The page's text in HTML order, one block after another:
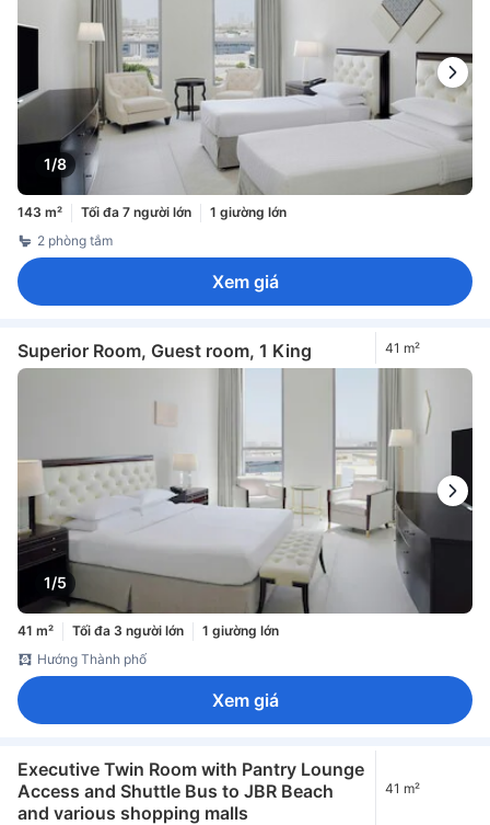
1/8
143 m² Tối đa 7 người lớn
1 giường lớn
2 phòng tắm
Xem giá
Superior Room, Guest room, 1 King 41 m²
1/5
41 m² Tối đa 3 người lớn
1 giường lớn
Hướng Thành phố
Xem giá
Executive Twin Room with Pantry Lounge
Access and Shuttle Bus to JBR Beach
and various shopping malls
41 m²